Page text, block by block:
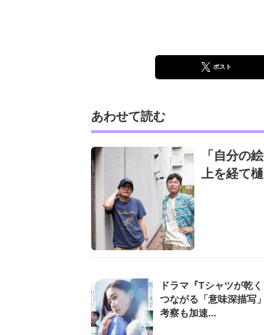
ポスト
あわせて読む
「自分の
上を経て
ドラマ『Tシャツが乾
つながる「意味深描写
考察も加速...